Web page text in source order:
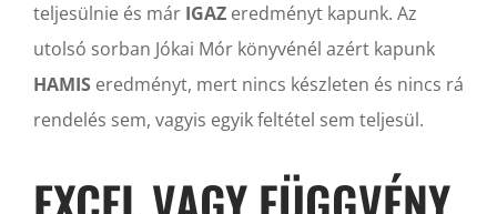
teljesülnie és már IGAZ eredményt kapunk. Az
utolsó sorban Jókai Mór könyvénél azért kapunk
HAMIS eredményt, mert nincs készleten és nincs rá
rendelés sem, vagyis egyik feltétel sem teljesül.